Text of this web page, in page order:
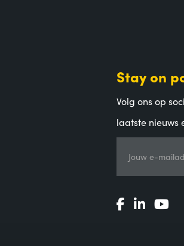
Stay on
Volg ons op
laatste nieuws
Jouw e-